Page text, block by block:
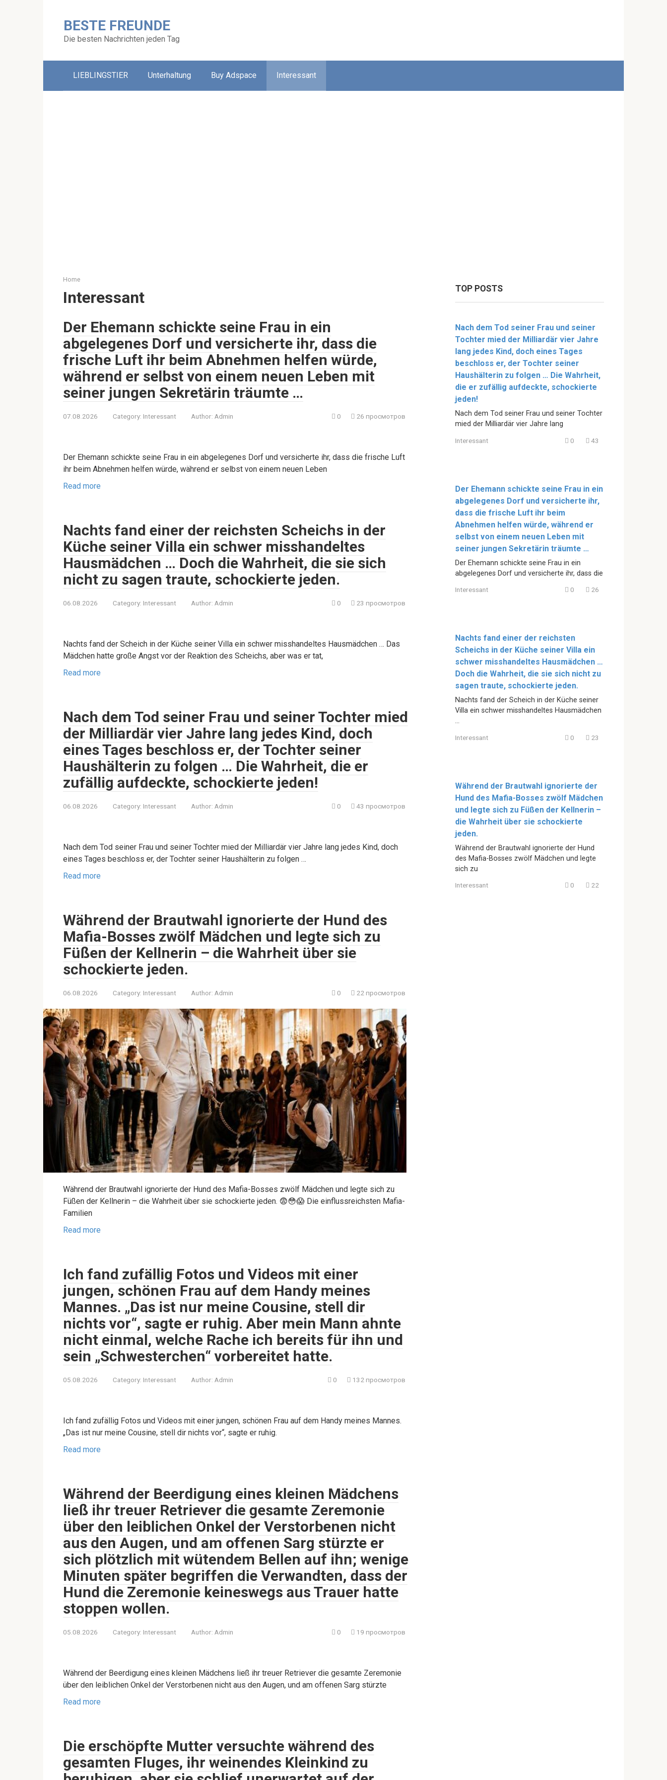
BESTE FREUNDE
Die besten Nachrichten jeden Tag
LIEBLINGSTIER Unterhaltung Buy Adspace Interessant
Home
Interessant
Der Ehemann schickte seine Frau in ein
abgelegenes Dorf und versicherte ihr, dass die
frische Luft ihr beim Abnehmen helfen würde,
während er selbst von einem neuen Leben mit
seiner jungen Sekretärin träumte …
07.08.2026 Category: Interessant Author: Admin 0 26 просмотров
Der Ehemann schickte seine Frau in ein abgelegenes Dorf und versicherte ihr, dass die frische Luft
ihr beim Abnehmen helfen würde, während er selbst von einem neuen Leben
Read more
Nachts fand einer der reichsten Scheichs in der
Küche seiner Villa ein schwer misshandeltes
Hausmädchen … Doch die Wahrheit, die sie sich
nicht zu sagen traute, schockierte jeden.
06.08.2026 Category: Interessant Author: Admin 0 23 просмотров
Nachts fand der Scheich in der Küche seiner Villa ein schwer misshandeltes Hausmädchen … Das
Mädchen hatte große Angst vor der Reaktion des Scheichs, aber was er tat,
Read more
Nach dem Tod seiner Frau und seiner Tochter mied
der Milliardär vier Jahre lang jedes Kind, doch
eines Tages beschloss er, der Tochter seiner
Haushälterin zu folgen … Die Wahrheit, die er
zufällig aufdeckte, schockierte jeden!
06.08.2026 Category: Interessant Author: Admin 0 43 просмотров
Nach dem Tod seiner Frau und seiner Tochter mied der Milliardär vier Jahre lang jedes Kind, doch
eines Tages beschloss er, der Tochter seiner Haushälterin zu folgen …
Read more
Während der Brautwahl ignorierte der Hund des
Mafia-Bosses zwölf Mädchen und legte sich zu
Füßen der Kellnerin – die Wahrheit über sie
schockierte jeden.
06.08.2026 Category: Interessant Author: Admin 0 22 просмотров
Während der Brautwahl ignorierte der Hund des Mafia-Bosses zwölf Mädchen und legte sich zu
Füßen der Kellnerin – die Wahrheit über sie schockierte jeden. 😨😳😱 Die einflussreichsten Mafia-
Familien
Read more
Ich fand zufällig Fotos und Videos mit einer
jungen, schönen Frau auf dem Handy meines
Mannes. „Das ist nur meine Cousine, stell dir
nichts vor“, sagte er ruhig. Aber mein Mann ahnte
nicht einmal, welche Rache ich bereits für ihn und
sein „Schwesterchen“ vorbereitet hatte.
05.08.2026 Category: Interessant Author: Admin 0 132 просмотров
Ich fand zufällig Fotos und Videos mit einer jungen, schönen Frau auf dem Handy meines Mannes.
„Das ist nur meine Cousine, stell dir nichts vor“, sagte er ruhig.
Read more
Während der Beerdigung eines kleinen Mädchens
ließ ihr treuer Retriever die gesamte Zeremonie
über den leiblichen Onkel der Verstorbenen nicht
aus den Augen, und am offenen Sarg stürzte er
sich plötzlich mit wütendem Bellen auf ihn; wenige
Minuten später begriffen die Verwandten, dass der
Hund die Zeremonie keineswegs aus Trauer hatte
stoppen wollen.
05.08.2026 Category: Interessant Author: Admin 0 19 просмотров
Während der Beerdigung eines kleinen Mädchens ließ ihr treuer Retriever die gesamte Zeremonie
über den leiblichen Onkel der Verstorbenen nicht aus den Augen, und am offenen Sarg stürzte
Read more
Die erschöpfte Mutter versuchte während des
gesamten Fluges, ihr weinendes Kleinkind zu
TOP POSTS
Nach dem Tod seiner Frau und seiner
Tochter mied der Milliardär vier Jahre
lang jedes Kind, doch eines Tages
beschloss er, der Tochter seiner
Haushälterin zu folgen … Die Wahrheit,
die er zufällig aufdeckte, schockierte
jeden!
Nach dem Tod seiner Frau und seiner Tochter
mied der Milliardär vier Jahre lang
Interessant 0 43
Der Ehemann schickte seine Frau in ein
abgelegenes Dorf und versicherte ihr,
dass die frische Luft ihr beim
Abnehmen helfen würde, während er
selbst von einem neuen Leben mit
seiner jungen Sekretärin träumte …
Der Ehemann schickte seine Frau in ein
abgelegenes Dorf und versicherte ihr, dass die
Interessant 0 26
Nachts fand einer der reichsten
Scheichs in der Küche seiner Villa ein
schwer misshandeltes Hausmädchen …
Doch die Wahrheit, die sie sich nicht zu
sagen traute, schockierte jeden.
Nachts fand der Scheich in der Küche seiner
Villa ein schwer misshandeltes Hausmädchen
…
Interessant 0 23
Während der Brautwahl ignorierte der
Hund des Mafia-Bosses zwölf Mädchen
und legte sich zu Füßen der Kellnerin –
die Wahrheit über sie schockierte
jeden.
Während der Brautwahl ignorierte der Hund
des Mafia-Bosses zwölf Mädchen und legte
sich zu
Interessant 0 22